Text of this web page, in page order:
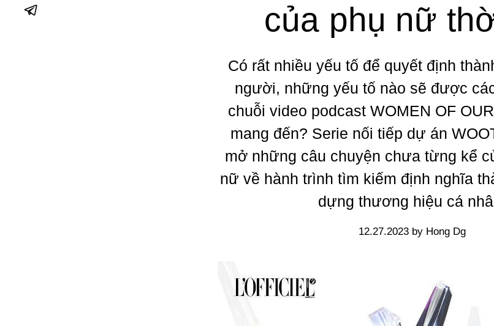
của phụ nữ
Có rất nhiều yếu tố để quyết định
người, những yếu tố nào sẽ được
chuỗi video podcast WOMEN OF
mang đến? Serie nối tiếp dự án
mở những câu chuyện chưa từng kể
nữ về hành trình tìm kiếm định nghĩa
dựng thương hiệu cá
12.27.2023 by Hong Dg